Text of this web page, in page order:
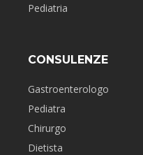
Pediatria
CONSULENZE
Gastroenterologo
Pediatra
Chirurgo
Dietista